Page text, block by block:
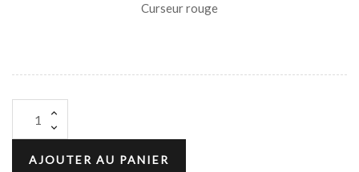
Curseur rouge
AJOUTER AU PANIER